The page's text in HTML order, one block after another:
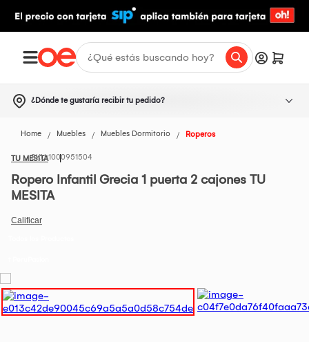
¿Dónde te gustaría recibir tu pedido?
Home Muebles Muebles Dormitorio Roperos
TU MESITA1000951504
Ropero Infantil Grecia 1 puerta 2 cajones TU
MESITA